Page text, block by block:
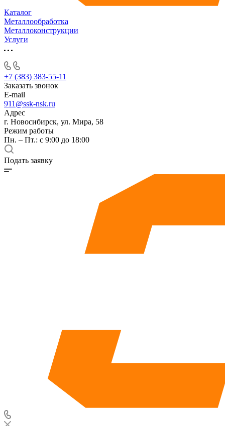
Каталог
Металлообработка
Металлоконструкции
Услуги
+7 (383) 383-55-11
Заказать звонок
E-mail
911@ssk-nsk.ru
Адрес
г. Новосибирск, ул. Мира, 58
Режим работы
Пн. – Пт.: с 9:00 до 18:00
Подать заявку